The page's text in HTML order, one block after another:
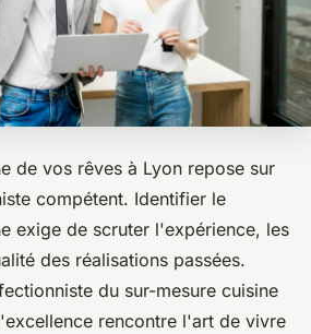
de vos rêves à Lyon repose sur
compétent. Identifier le
exige de scruter l'expérience, les
des réalisations passées.
du sur-mesure cuisine
rencontre l'art de vivre